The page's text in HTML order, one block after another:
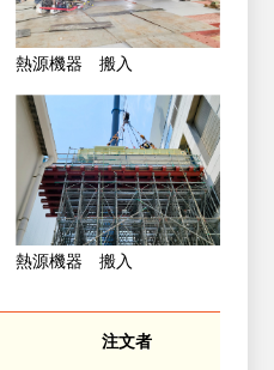
熱源機器 搬入
熱源機器 搬入
注文者